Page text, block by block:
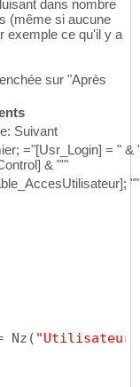
dans nombre
(même si aucune
exemple ce qu'il y a
sur "Après
Suivant
="[Usr_Login] = " &
& "'"
""
Nz (